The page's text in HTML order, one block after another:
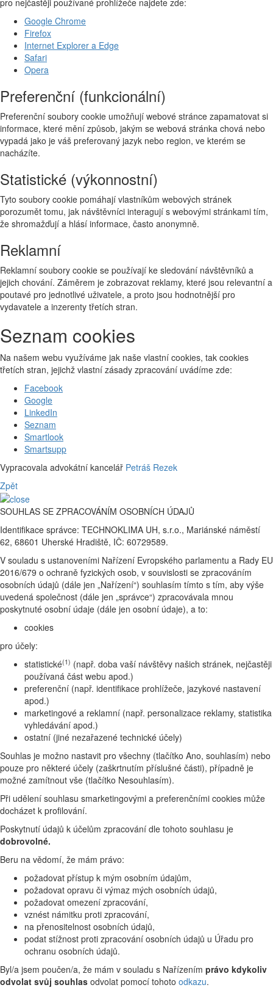
Google Chrome
Firefox
Internet Explorer a Edge
Safari
Opera
Preferenční (funkcionální)
Preferenční soubory cookie umožňují webové stránce zapamatovat si
informace, které mění způsob, jakým se webová stránka chová nebo
vypadá jako je váš preferovaný jazyk nebo region, ve kterém se
nacházíte.
Statistické (výkonnostní)
Tyto soubory cookie pomáhají vlastníkům webových stránek
porozumět tomu, jak návštěvníci interagují s webovými stránkami tím,
že shromažďují a hlásí informace, často anonymně.
Reklamní
Reklamní soubory cookie se používají ke sledování návštěvníků a
jejich chování. Záměrem je zobrazovat reklamy, které jsou relevantní a
poutavé pro jednotlivé uživatele, a proto jsou hodnotnější pro
vydavatele a inzerenty třetích stran.
Seznam cookies
Na našem webu využíváme jak naše vlastní cookies, tak cookies
třetích stran, jejichž vlastní zásady zpracování uvádíme zde:
Facebook
Google
LinkedIn
Seznam
Smartlook
Smartsupp
Vypracovala advokátní kancelář Petráš Rezek
Zpět
SOUHLAS SE ZPRACOVÁNÍM OSOBNÍCH ÚDAJŮ
Identifikace správce: TECHNOKLIMA UH, s.r.o., Mariánské náměstí
62, 68601 Uherské Hradiště, IČ: 60729589.
V souladu s ustanoveními Nařízení Evropského parlamentu a Rady EU
2016/679 o ochraně fyzických osob, v souvislosti se zpracováním
osobních údajů (dále jen „Nařízení“) souhlasím tímto s tím, aby výše
uvedená společnost (dále jen „správce“) zpracovávala mnou
poskytnuté osobní údaje (dále jen osobní údaje), a to:
cookies
pro účely:
statistické(1) (např. doba vaší návštěvy našich stránek, nejčastěji
používaná část webu apod.)
preferenční (např. identifikace prohlížeče, jazykové nastavení
apod.)
marketingové a reklamní (např. personalizace reklamy, statistika
vyhledávání apod.)
ostatní (jiné nezařazené technické účely)
Souhlas je možno nastavit pro všechny (tlačítko Ano, souhlasím) nebo
pouze pro některé účely (zaškrtnutím příslušné části), případně je
možné zamítnout vše (tlačítko Nesouhlasím).
Při udělení souhlasu smarketingovými a preferenčními cookies může
docházet k profilování.
Poskytnutí údajů k účelům zpracování dle tohoto souhlasu je
dobrovolné.
Beru na vědomí, že mám právo:
požadovat přístup k mým osobním údajům,
požadovat opravu či výmaz mých osobních údajů,
požadovat omezení zpracování,
vznést námitku proti zpracování,
na přenositelnost osobních údajů,
podat stížnost proti zpracování osobních údajů u Úřadu pro
ochranu osobních údajů.
Byl/a jsem poučen/a, že mám v souladu s Nařízením právo kdykoliv
odvolat svůj souhlas odvolat pomocí tohoto odkazu.